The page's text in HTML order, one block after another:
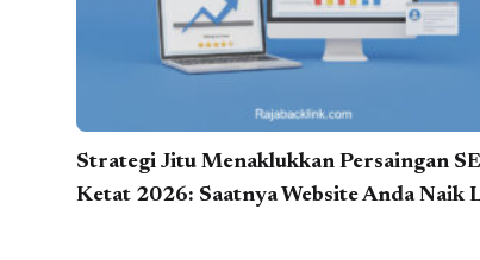
Strategi Jitu Menaklukkan Persaingan
Ketat 2026: Saatnya Website Anda Naik